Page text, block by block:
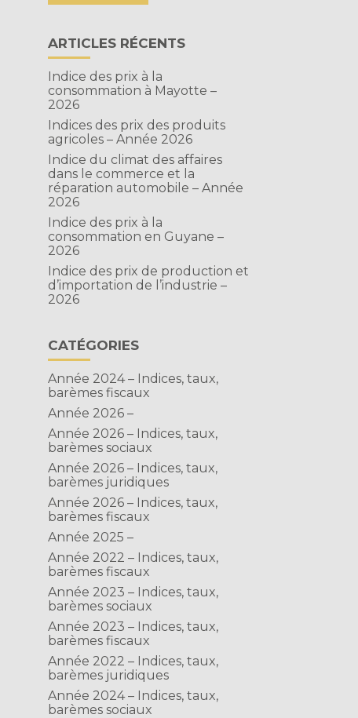
ARTICLES RÉCENTS
Indice des prix à la
consommation à Mayotte –
2026
Indices des prix des produits
agricoles – Année 2026
Indice du climat des affaires
dans le commerce et la
réparation automobile – Année
2026
Indice des prix à la
consommation en Guyane –
2026
Indice des prix de production et
d’importation de l’industrie –
2026
CATÉGORIES
Année 2024 – Indices, taux,
barèmes fiscaux
Année 2026 –
Année 2026 – Indices, taux,
barèmes sociaux
Année 2026 – Indices, taux,
barèmes juridiques
Année 2026 – Indices, taux,
barèmes fiscaux
Année 2025 –
Année 2022 – Indices, taux,
barèmes fiscaux
Année 2023 – Indices, taux,
barèmes sociaux
Année 2023 – Indices, taux,
barèmes fiscaux
Année 2022 – Indices, taux,
barèmes juridiques
Année 2024 – Indices, taux,
barèmes sociaux